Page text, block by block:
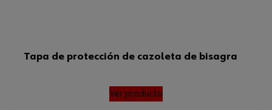
Tapa de protección de cazoleta de bisagra
Ver producto